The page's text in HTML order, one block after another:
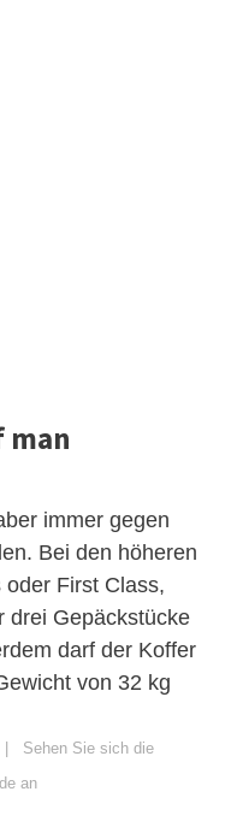
man
immer gegen
Bei den höheren
First Class,
drei Gepäckstücke
darf der Koffer
von 32 kg
| Sehen Sie sich die
an